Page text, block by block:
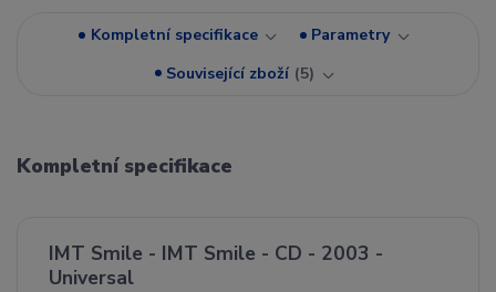
Kompletní specifikace
Parametry
Související zboží 5
Kompletní specifikace
IMT Smile - IMT Smile - CD - 2003 -
Universal